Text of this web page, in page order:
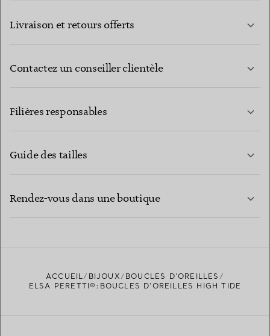
Livraison et retours offerts
Contactez un conseiller clientèle
Filières responsables
Guide des tailles
Rendez-vous dans une boutique
TROUVEZ LA BOUTIQUE LA PLUS PROCHE
ACCUEIL BIJOUX
BOUCLES D’OREILLES
ELSA PERETTI®:BOUCLES D’OREILLES HIGH TIDE